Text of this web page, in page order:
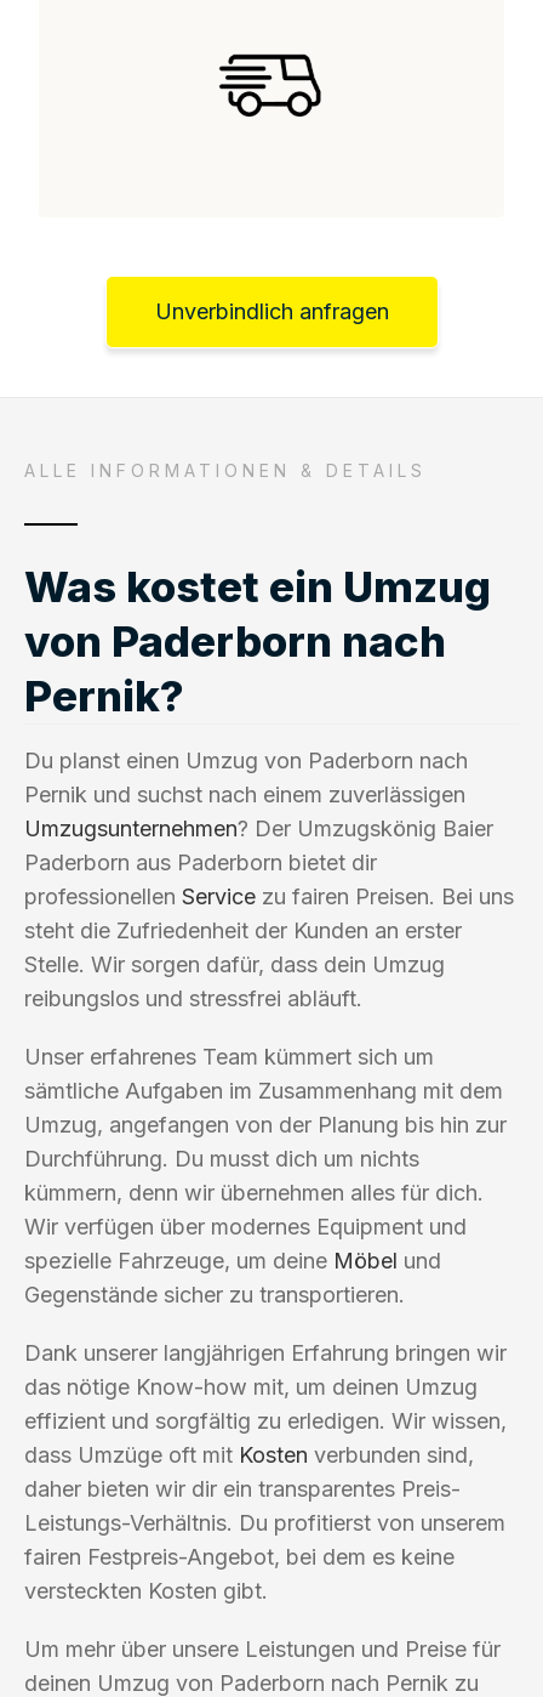
Unverbindlich anfragen
ALLE INFORMATIONEN & DETAILS
Was kostet ein Umzug
von Paderborn nach
Pernik?
Du planst einen Umzug von Paderborn nach
Pernik und suchst nach einem zuverlässigen
Umzugsunternehmen? Der Umzugskönig Baier
Paderborn aus Paderborn bietet dir
professionellen Service zu fairen Preisen. Bei uns
steht die Zufriedenheit der Kunden an erster
Stelle. Wir sorgen dafür, dass dein Umzug
reibungslos und stressfrei abläuft.
Unser erfahrenes Team kümmert sich um
sämtliche Aufgaben im Zusammenhang mit dem
Umzug, angefangen von der Planung bis hin zur
Durchführung. Du musst dich um nichts
kümmern, denn wir übernehmen alles für dich.
Wir verfügen über modernes Equipment und
spezielle Fahrzeuge, um deine Möbel und
Gegenstände sicher zu transportieren.
Dank unserer langjährigen Erfahrung bringen wir
das nötige Know-how mit, um deinen Umzug
effizient und sorgfältig zu erledigen. Wir wissen,
dass Umzüge oft mit Kosten verbunden sind,
daher bieten wir dir ein transparentes Preis-
Leistungs-Verhältnis. Du profitierst von unserem
fairen Festpreis-Angebot, bei dem es keine
versteckten Kosten gibt.
Um mehr über unsere Leistungen und Preise für
deinen Umzug von Paderborn nach Pernik zu